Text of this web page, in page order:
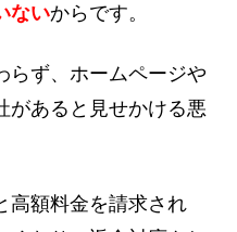
ないからです。
らず、ホームページや
があると見せかける悪
高額料金を請求され